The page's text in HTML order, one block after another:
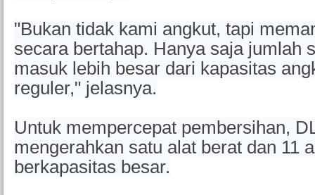
"Bukan tidak kami angkut, tapi
secara bertahap. Hanya saja jumlah
masuk lebih besar dari kapasitas
reguler," jelasnya.
Untuk mempercepat pembersihan,
mengerahkan satu alat berat dan 11
berkapasitas besar.